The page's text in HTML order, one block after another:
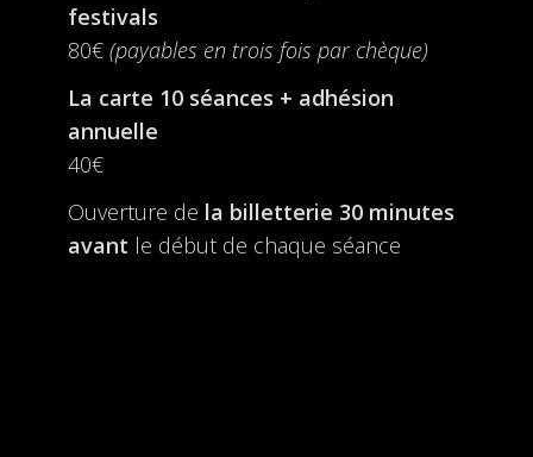
festivals
80€ (payables en trois fois par chèque)
La carte 10 séances + adhésion
annuelle
40€
Ouverture de la billetterie 30 minutes
avant le début de chaque séance